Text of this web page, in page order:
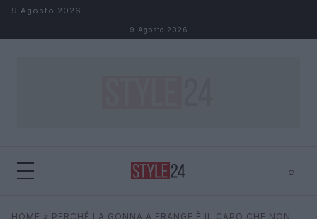
Salta al contenuto
9 Agosto 2026
9 Agosto 2026
⌕
⌕
HOME » PERCHÉ LA GONNA A FRANGE È IL CAPO CHE NON